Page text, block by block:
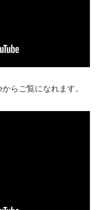
らご覧になれます。